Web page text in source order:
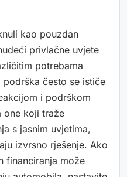
kao pouzdan
privlačne uvjete
potrebama
često se ističe
i podrškom
one koji traže
s jasnim uvjetima,
izvrsno rješenje. Ako
financiranja može